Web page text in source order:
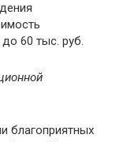
60 тыс. руб.
благоприятных